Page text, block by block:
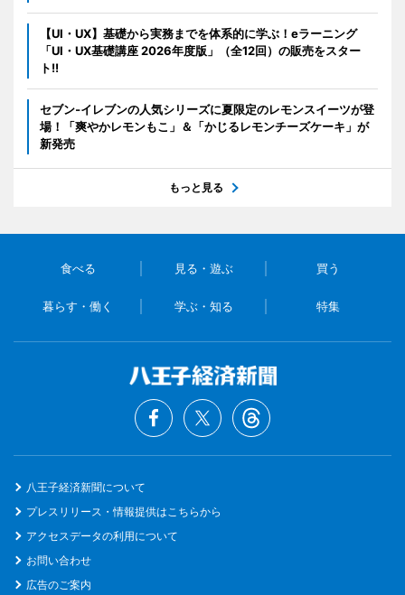
【UI・UX】基礎から実務までを体系的に学ぶ！eラーニング
「UI・UX基礎講座 2026年度版」（全12回）の販売をスター
ト!!
セブン‐イレブンの人気シリーズに夏限定のレモンスイーツが登
場！「爽やかレモンもこ」＆「かじるレモンチーズケーキ」が
新発売
もっと見る
食べる 見る・遊ぶ 買う
暮らす・働く 学ぶ・知る 特集
八王子経済新聞について
プレスリリース・情報提供はこちらから
アクセスデータの利用について
お問い合わせ
広告のご案内